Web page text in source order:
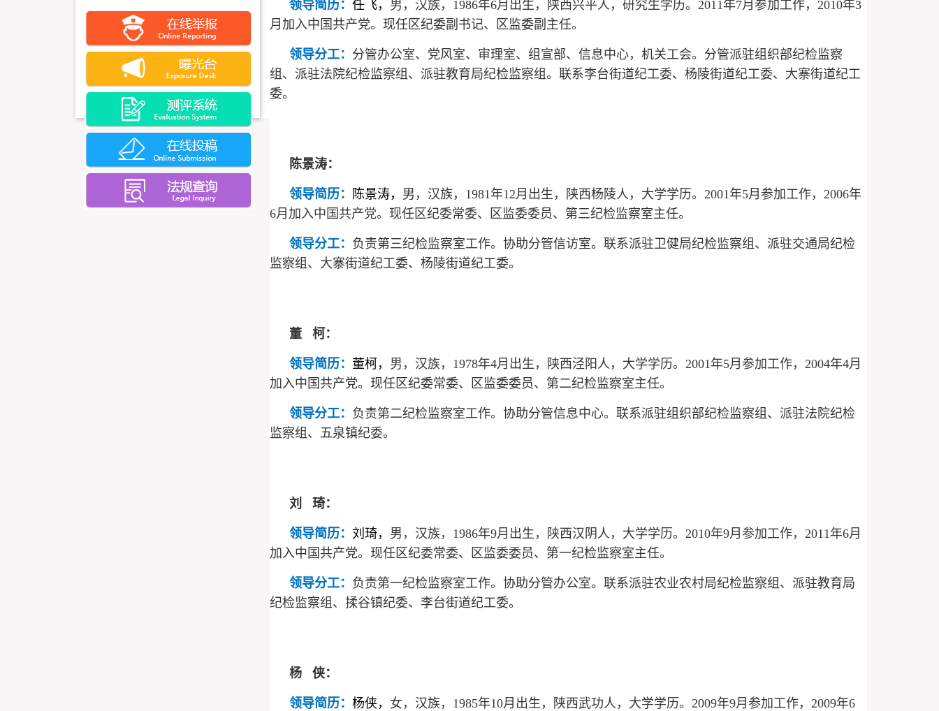
领导简历： 任飞， 男，汉族，1986年6月出生，陕西兴平人，研究生学历。2011年7月参加工作，2010年3
月加入中国共产党。 现任区纪委副书记、区监委副主任。
领导分工： 分管办公室、党风室、审理室、组宣部、信息中心，机关工会。分管派驻组织部纪检监察
组、派驻法院纪检监察组、派驻教育局纪检监察组。联系李台街道纪工委、杨陵街道纪工委、大寨街道纪工
委。
陈景涛：
领导简历： 陈景涛， 男，汉族，1981年12月出生，陕西杨陵人，大学学历。2001年5月参加工作，2006年
6月加入中国共产党。 现任区纪委常委、区监委委员、第三纪检监察室主任。
领导分工： 负责第三纪检监察室工作。协助分管信访室。联系派驻卫健局纪检监察组、派驻交通局纪检
监察组、大寨街道纪工委、杨陵街道纪工委。
董 柯：
领导简历： 董柯， 男，汉族，1978年4月出生，陕西泾阳人，大学学历。2001年5月参加工作，2004年4月
加入中国共产党。 现任区纪委常委、区监委委员、第二纪检监察室主任。
领导分工： 负责第二纪检监察室工作。协助分管信息中心。联系派驻组织部纪检监察组、派驻法院纪检
监察组、五泉镇纪委。
刘 琦：
领导简历： 刘琦， 男，汉族，1986年9月出生，陕西汉阴人，大学学历。2010年9月参加工作，2011年6月
加入中国共产党。 现任区纪委常委、区监委委员、第一纪检监察室主任。
领导分工： 负责第一纪检监察室工作。协助分管办公室。联系派驻农业农村局纪检监察组、派驻教育局
纪检监察组、揉谷镇纪委、李台街道纪工委。
杨 侠：
领导简历： 杨侠， 女，汉族，1985年10月出生，陕西武功人，大学学历。2009年9月参加工作，2009年6